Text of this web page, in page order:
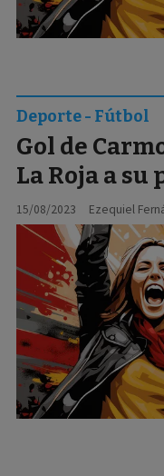
Gol de
La Roja a
Ezequiel
Deporte - Fútbol
15/08/2023